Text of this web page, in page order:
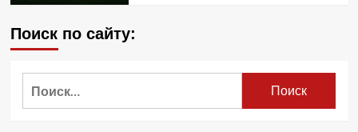
Поиск по сайту: